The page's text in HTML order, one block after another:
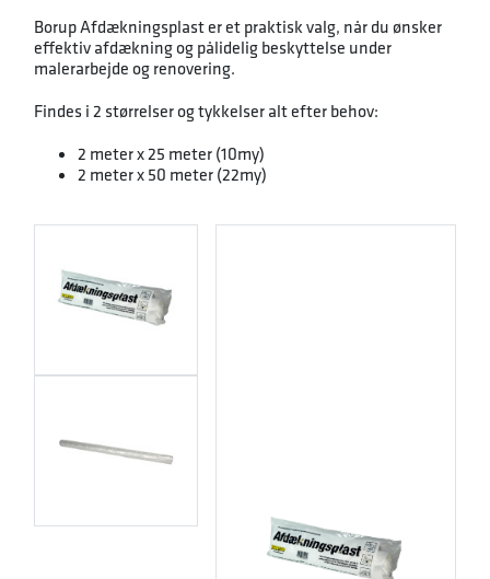
Borup Afdækningsplast er et praktisk valg, når du ønsker
effektiv afdækning og pålidelig beskyttelse under
malerarbejde og renovering.
Findes i 2 størrelser og tykkelser alt efter behov:
2 meter x 25 meter (10my)
2 meter x 50 meter (22my)